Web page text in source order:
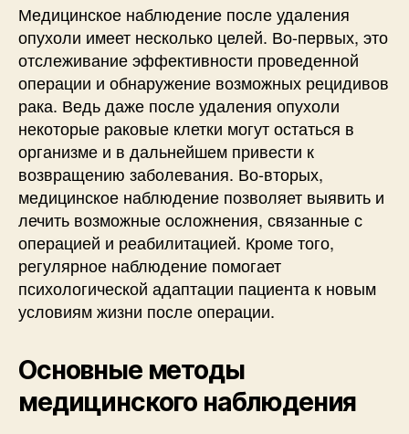
Медицинское наблюдение после удаления
опухоли имеет несколько целей. Во-первых, это
отслеживание эффективности проведенной
операции и обнаружение возможных рецидивов
рака. Ведь даже после удаления опухоли
некоторые раковые клетки могут остаться в
организме и в дальнейшем привести к
возвращению заболевания. Во-вторых,
медицинское наблюдение позволяет выявить и
лечить возможные осложнения, связанные с
операцией и реабилитацией. Кроме того,
регулярное наблюдение помогает
психологической адаптации пациента к новым
условиям жизни после операции.
Основные методы
медицинского наблюдения